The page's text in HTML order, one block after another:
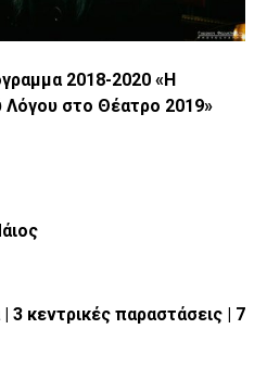
2018-2020 «Η
Λόγου στο Θέατρο 2019»
3 κεντρικές παραστάσεις | 7